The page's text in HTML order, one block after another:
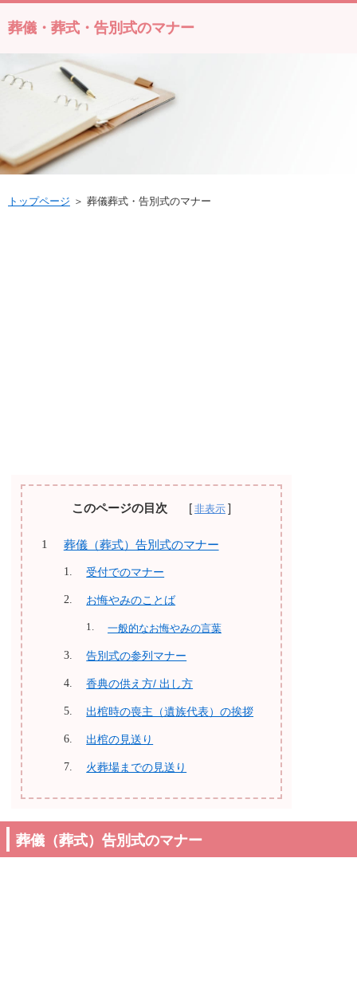
葬儀・葬式・告別式のマナー
トップページ ＞ 葬儀葬式・告別式のマナー
このページの目次
葬儀（葬式）告別式のマナー
受付でのマナー
お悔やみのことば
一般的なお悔やみの言葉
告別式の参列マナー
香典の供え方/ 出し方
出棺時の喪主（遺族代表）の挨拶
出棺の見送り
火葬場までの見送り
葬儀（葬式）告別式のマナー